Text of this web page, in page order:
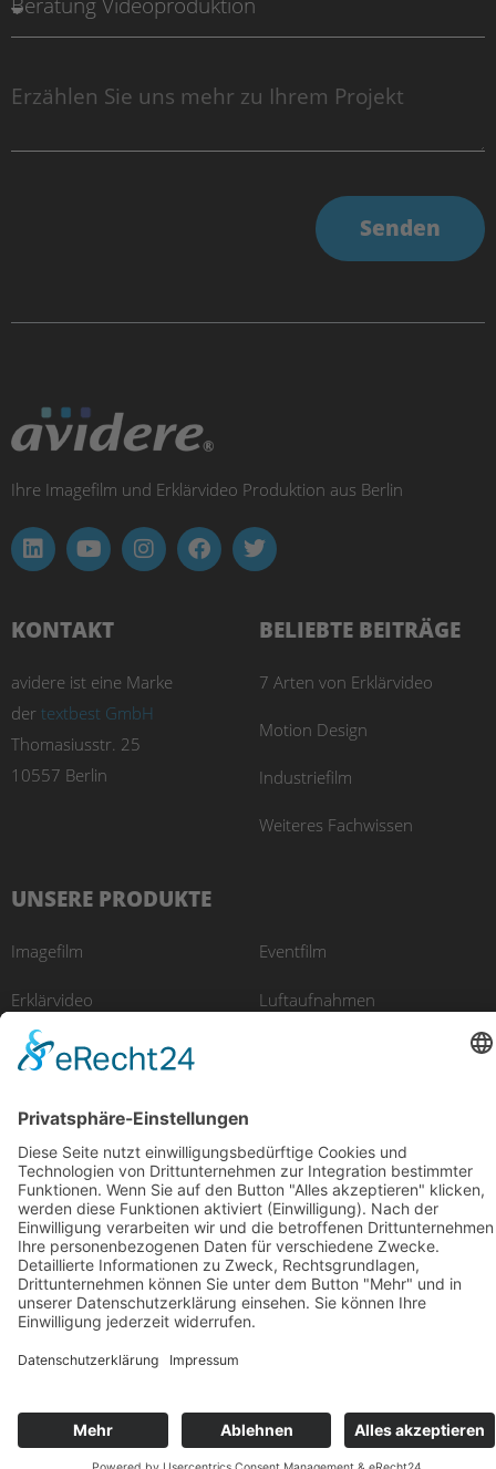
Senden
Ihre Imagefilm und Erklärvideo Produktion aus Berlin
KONTAKT
avidere ist eine Marke
der textbest GmbH
Thomasiusstr. 25
10557 Berlin
BELIEBTE BEITRÄGE
7 Arten von Erklärvideo
Motion Design
Industriefilm
Weiteres Fachwissen
UNSERE PRODUKTE
Imagefilm
Erklärvideo
Recruitingfilm
Eventfilm
Luftaufnahmen
© 2025 avidere | Film & Kommunikation
Impressum
Datenschutz
Design & Code
kube.studio